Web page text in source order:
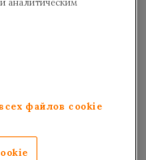
аналитическим
файлов cookie